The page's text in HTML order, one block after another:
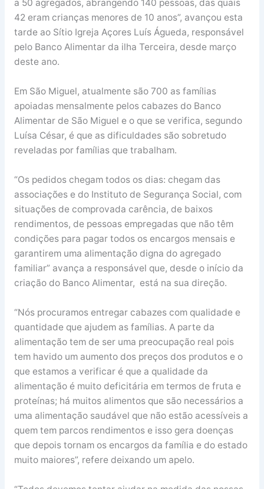
a 50 agregados, abrangendo 140 pessoas, das quais
42 eram crianças menores de 10 anos”, avançou esta
tarde ao Sítio Igreja Açores Luís Águeda, responsável
pelo Banco Alimentar da ilha Terceira, desde março
deste ano.
Em São Miguel, atualmente são 700 as famílias
apoiadas mensalmente pelos cabazes do Banco
Alimentar de São Miguel e o que se verifica, segundo
Luísa César, é que as dificuldades são sobretudo
reveladas por famílias que trabalham.
“Os pedidos chegam todos os dias: chegam das
associações e do Instituto de Segurança Social, com
situações de comprovada carência, de baixos
rendimentos, de pessoas empregadas que não têm
condições para pagar todos os encargos mensais e
garantirem uma alimentação digna do agregado
familiar” avança a responsável que, desde o início da
criação do Banco Alimentar, está na sua direção.
“Nós procuramos entregar cabazes com qualidade e
quantidade que ajudem as famílias. A parte da
alimentação tem de ser uma preocupação real pois
tem havido um aumento dos preços dos produtos e o
que estamos a verificar é que a qualidade da
alimentação é muito deficitária em termos de fruta e
proteínas; há muitos alimentos que são necessários a
uma alimentação saudável que não estão acessíveis a
quem tem parcos rendimentos e isso gera doenças
que depois tornam os encargos da família e do estado
muito maiores”, refere deixando um apelo.